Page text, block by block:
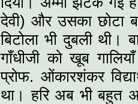
देवी) और उसका छोटा
बिटोला भी दुबली थी।
गाँधीजी को खूब
प्रोफ. ओंकारशंकर
था। हरि अब भी बहुत